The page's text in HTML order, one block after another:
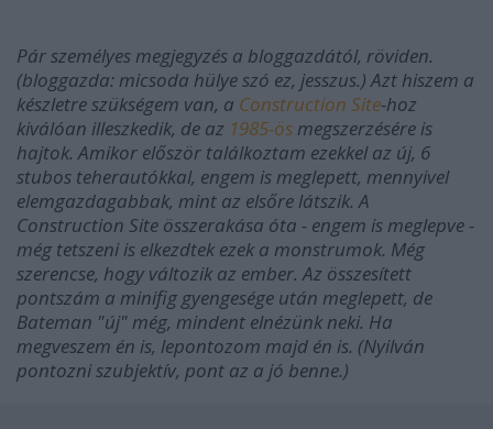
Pár személyes megjegyzés a bloggazdától, röviden.
(bloggazda: micsoda hülye szó ez, jesszus.) Azt hiszem a
készletre szükségem van, a Construction Site-hoz
kiválóan illeszkedik, de az 1985-ös megszerzésére is
hajtok. Amikor először találkoztam ezekkel az új, 6
stubos teherautókkal, engem is meglepett, mennyivel
elemgazdagabbak, mint az elsőre látszik. A
Construction Site összerakása óta - engem is meglepve -
még tetszeni is elkezdtek ezek a monstrumok. Még
szerencse, hogy változik az ember. Az összesített
pontszám a minifig gyengesége után meglepett, de
Bateman "új" még, mindent elnézünk neki. Ha
megveszem én is, lepontozom majd én is. (Nyilván
pontozni szubjektív, pont az a jó benne.)